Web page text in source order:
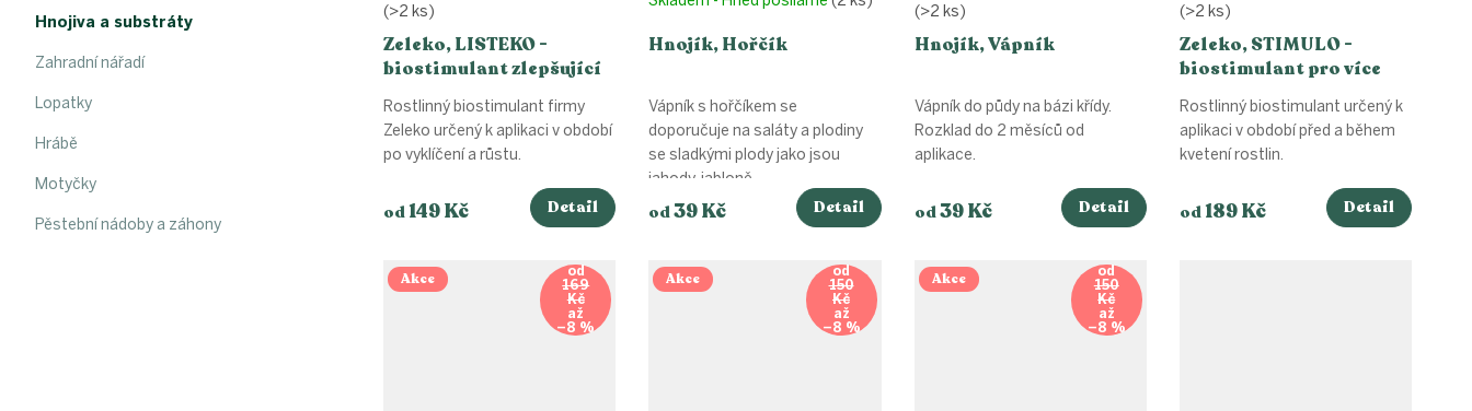
Hnojiva a substráty
Zahradní nářadí
Lopatky
Hrábě
Motyčky
Pěstební nádoby a záhony
Zeleko, LISTEKO -
biostimulant zlepšující
(>2 ks)
od149 Kč Detail
Rostlinný biostimulant firmy
Zeleko určený k aplikaci v období
po vyklíčení a růstu.
Hnojík, Hořčík
od39 Kč Detail
Vápník s hořčíkem se
doporučuje na saláty a plodiny
se sladkými plody jako jsou
jahody, jabloně,...
Hnojík, Vápník
(>2 ks)
od39 Kč Detail
Vápník do půdy na bázi křídy.
Rozklad do 2 měsíců od
aplikace.
Zeleko, STIMULO -
biostimulant pro více
(>2 ks)
od189 Kč Detail
Rostlinný biostimulant určený k
aplikaci v období před a během
kvetení rostlin.
Akce
od
169
Kč
až
–8 %
Akce
od
150
Kč
až
–8 %
Akce
od
150
Kč
až
–8 %